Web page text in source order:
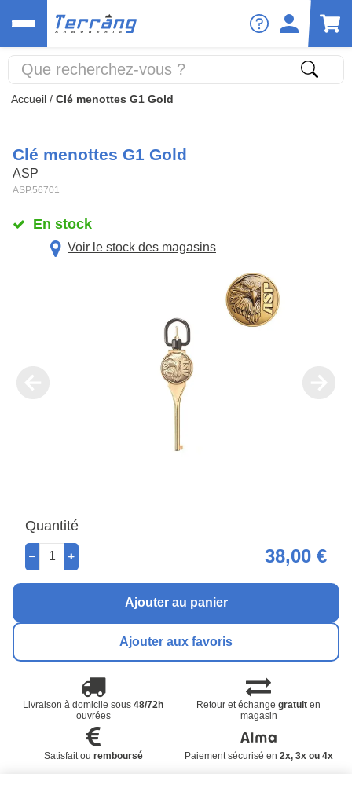
Accueil / Clé menottes G1 Gold
Clé menottes G1 Gold
ASP
ASP.56701
En stock
Voir le stock des magasins
Quantité
38,00 €
Ajouter au panier
Ajouter aux favoris
Livraison à domicile sous48/72h
ouvrées
Retour et échangegratuit en
magasin
Satisfait ou remboursé Paiement sécurisé en 2x, 3x ou 4x